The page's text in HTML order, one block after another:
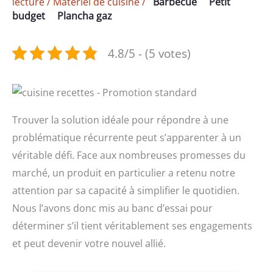
budget
Plancha gaz
4.8/5 - (5 votes)
Trouver la solution idéale pour répondre à une
problématique récurrente peut s’apparenter à un
véritable défi. Face aux nombreuses promesses du
marché, un produit en particulier a retenu notre
attention par sa capacité à simplifier le quotidien.
Nous l’avons donc mis au banc d’essai pour
déterminer s’il tient véritablement ses engagements
et peut devenir votre nouvel allié.